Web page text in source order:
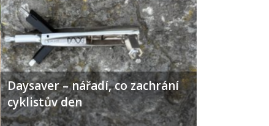
Daysaver – nářadí, co zachrání
cyklistův den